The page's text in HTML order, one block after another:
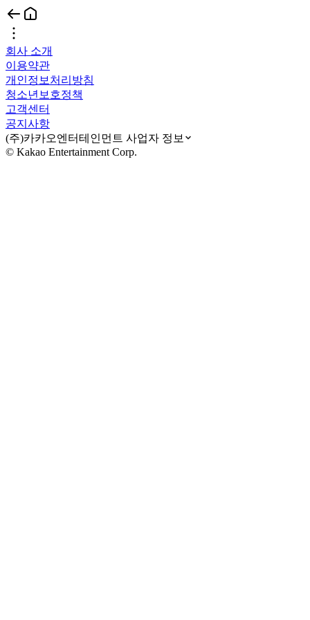
회사 소개
이용약관
개인정보처리방침
청소년보호정책
고객센터
공지사항
(주)카카오엔터테인먼트 사업자 정보
© Kakao Entertainment Corp.